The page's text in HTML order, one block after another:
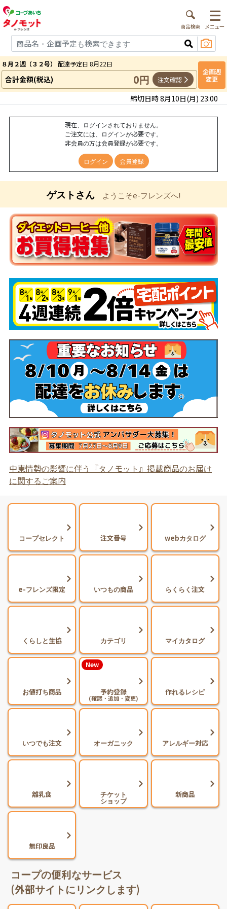
８月２週（３２号） 配達予定日 8月22日
合計金額(税込) 0円 注文確認
企画週
変更
締切日時 8月10日(月) 23:00
現在、ログインされておりません。
ご注文には、ログインが必要です。
非会員の方は会員登録が必要です。
ログイン 会員登録
ゲストさんようこそe-フレンズへ!
中東情勢の影響に伴う『タノモット』掲載商品のお届け
に関するご案内
コープセレクト 注文番号 webカタログ
e-フレンズ限定 いつもの商品 らくらく注文
くらしと生協 カテゴリ マイカタログ
お値打ち商品 予約登録
(確認・追加・変更)
New
作れるレシピ
いつでも注文 オーガニック アレルギー対応
離乳食 チケット
ショップ
新商品
無印良品
コープの便利なサービス
(外部サイトにリンクします)